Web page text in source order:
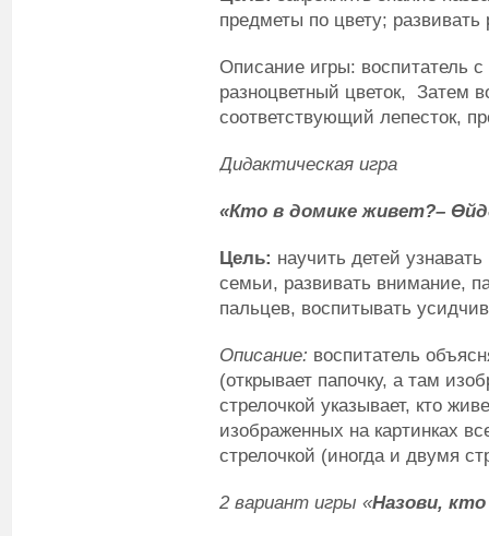
предметы по цвету; развивать
Описание игры: воспитатель
разноцветный цветок, Затем
соответствующий лепесток,
Дидактическая игра
«Кто в домике живет?–
Цель: научить детей
семьи, развивать внимание,
пальцев, воспитывать
Описание: воспитатель
(открывает папочку, а там
стрелочкой указывает, кто
изображенных на картинках
стрелочкой (иногда и двумя
2 вариант игры «Назови,